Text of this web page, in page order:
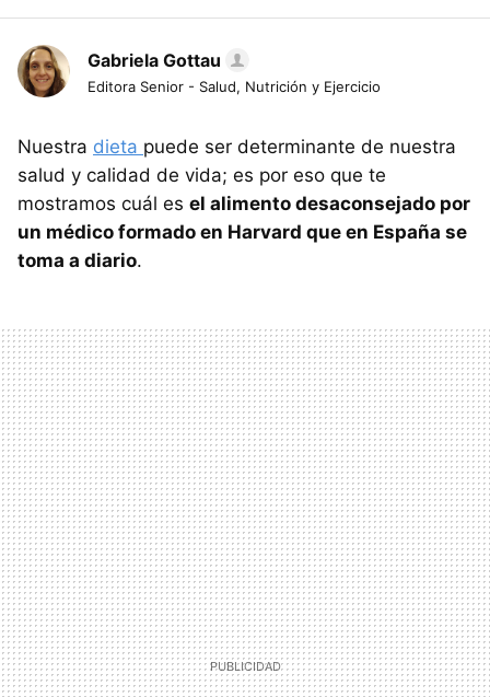
Gabriela Gottau
Editora Senior - Salud, Nutrición y Ejercicio
Nuestra dieta puede ser determinante de nuestra
salud y calidad de vida; es por eso que te
mostramos cuál es el alimento desaconsejado por
un médico formado en Harvard que en España se
toma a diario.